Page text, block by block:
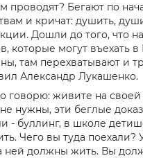
проводят? Бегают по
и кричат: душить,
Дошли до того, что
которые могут въехать
там перехватывают и
Александр Лукашенко.
говорю: живите на
нужны, эти беглые
- буллинг, в школе
Чего вы туда поехали?
ней должны жить. Вы